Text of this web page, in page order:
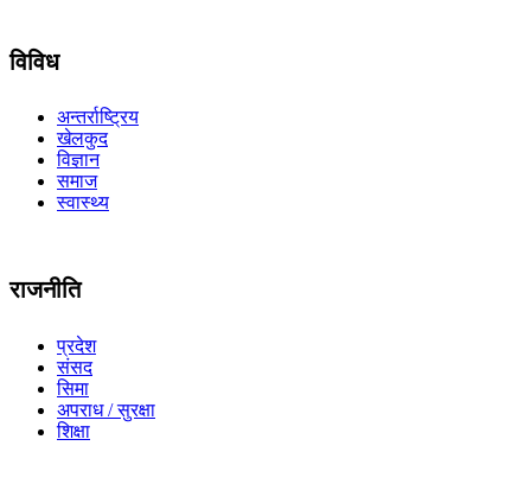
विविध
अन्तर्राष्ट्रिय
खेलकुद
विज्ञान
समाज
स्वास्थ्य
राजनीति
प्रदेश
संसद
सिमा
अपराध / सुरक्षा
शिक्षा